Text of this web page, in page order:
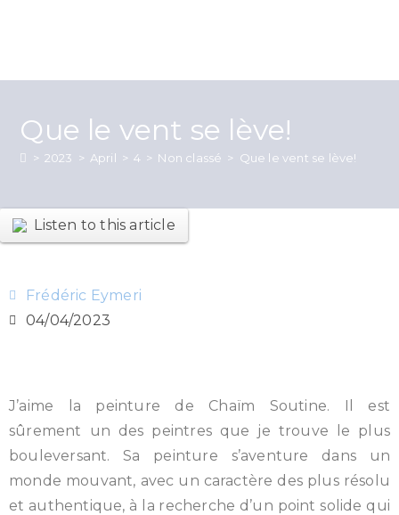
Que le vent se lève!
> 2023 > April > 4 > Non classé > Que le vent se lève!
Listen to this article
Frédéric Eymeri
04/04/2023
J’aime la peinture de Chaïm Soutine. Il est
sûrement un des peintres que je trouve le plus
bouleversant. Sa peinture s’aventure dans un
monde mouvant, avec un caractère des plus résolu
et authentique, à la recherche d’un point solide qui